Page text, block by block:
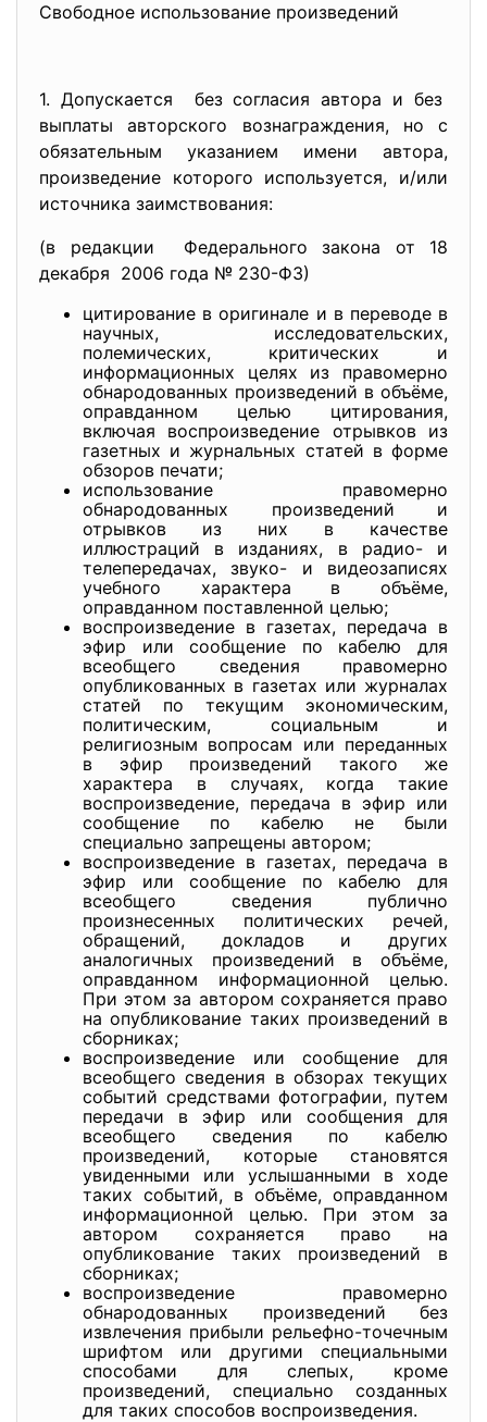
Свободное использование произведений
1. Допускается без согласия автора и без
выплаты авторского вознаграждения, но с
обязательным указанием имени автора,
произведение которого используется, и/или
источника заимствования:
(в редакции Федерального закона от 18
декабря 2006 года № 230-ФЗ)
цитирование в оригинале и в переводе в
научных, исследовательских,
полемических, критических и
информационных целях из правомерно
обнародованных произведений в объёме,
оправданном целью цитирования,
включая воспроизведение отрывков из
газетных и журнальных статей в форме
обзоров печати;
использование правомерно
обнародованных произведений и
отрывков из них в качестве
иллюстраций в изданиях, в радио- и
телепередачах, звуко- и видеозаписях
учебного характера в объёме,
оправданном поставленной целью;
воспроизведение в газетах, передача в
эфир или сообщение по кабелю для
всеобщего сведения правомерно
опубликованных в газетах или журналах
статей по текущим экономическим,
политическим, социальным и
религиозным вопросам или переданных
в эфир произведений такого же
характера в случаях, когда такие
воспроизведение, передача в эфир или
сообщение по кабелю не были
специально запрещены автором;
воспроизведение в газетах, передача в
эфир или сообщение по кабелю для
всеобщего сведения публично
произнесенных политических речей,
обращений, докладов и других
аналогичных произведений в объёме,
оправданном информационной целью.
При этом за автором сохраняется право
на опубликование таких произведений в
сборниках;
воспроизведение или сообщение для
всеобщего сведения в обзорах текущих
событий средствами фотографии, путем
передачи в эфир или сообщения для
всеобщего сведения по кабелю
произведений, которые становятся
увиденными или услышанными в ходе
таких событий, в объёме, оправданном
информационной целью. При этом за
автором сохраняется право на
опубликование таких произведений в
сборниках;
воспроизведение правомерно
обнародованных произведений без
извлечения прибыли рельефно-точечным
шрифтом или другими специальными
способами для слепых, кроме
произведений, специально созданных
для таких способов воспроизведения.